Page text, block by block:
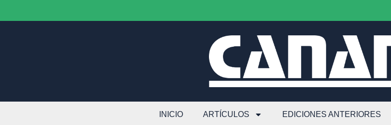
INICIO ARTÍCULOS EDICIONES ANTERIORES